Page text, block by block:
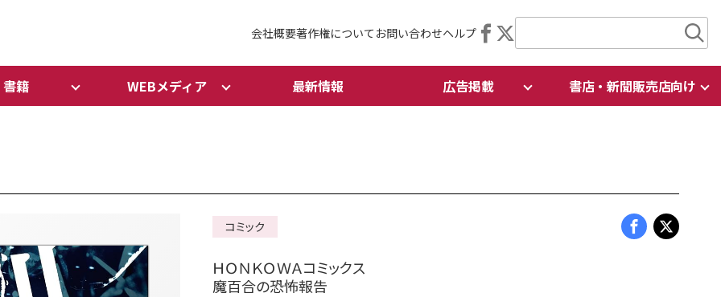
会社概要著作権について お問い合わせヘルプ
書籍 WEBメディア 最新情報 広告掲載 書店・新聞販売店向け
コミック
ＨＯＮＫＯＷＡコミックス
魔百合の恐怖報告